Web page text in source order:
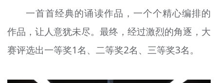
一首首经典的诵读作品，一个个精心编排的
作品，让人意犹未尽。最终，经过激烈的角逐，大
赛评选出一等奖1名、二等奖2名、三等奖3名。